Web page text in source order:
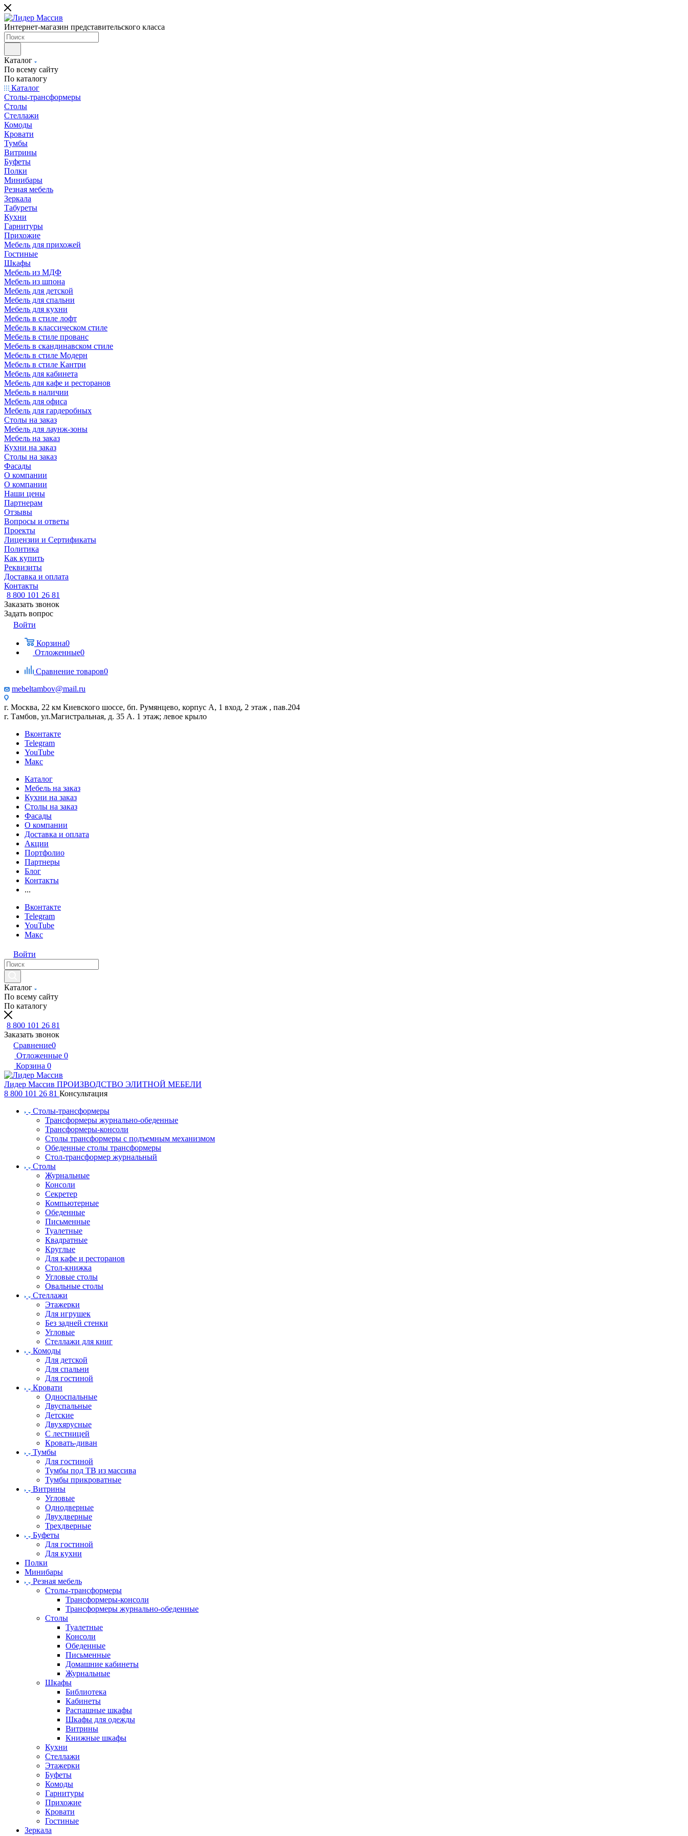
Интернет-магазин представительского класса
Каталог
По всему сайту
По каталогу
Каталог
Столы-трансформеры
Столы
Стеллажи
Комоды
Кровати
Тумбы
Витрины
Буфеты
Полки
Минибары
Резная мебель
Зеркала
Табуреты
Кухни
Гарнитуры
Прихожие
Мебель для прихожей
Гостиные
Шкафы
Мебель из МДФ
Мебель из шпона
Мебель для детской
Мебель для спальни
Мебель для кухни
Мебель в стиле лофт
Мебель в классическом стиле
Мебель в стиле прованс
Мебель в скандинавском стиле
Мебель в стиле Модерн
Мебель в стиле Кантри
Мебель для кабинета
Мебель для кафе и ресторанов
Мебель в наличии
Мебель для офиса
Мебель для гардеробных
Столы на заказ
Мебель для лаунж-зоны
Мебель на заказ
Кухни на заказ
Столы на заказ
Фасады
О компании
О компании
Наши цены
Партнерам
Отзывы
Вопросы и ответы
Проекты
Лицензии и Сертификаты
Политика
Как купить
Реквизиты
Доставка и оплата
Контакты
8 800 101 26 81
Заказать звонок
Задать вопрос
Войти
Корзина0
Отложенные0
Сравнение товаров0
mebeltambov@mail.ru
г. Москва, 22 км Киевского шоссе, бп. Румянцево, корпус А, 1 вход, 2 этаж , пав.204
г. Тамбов, ул.Магистральная, д. 35 А. 1 этаж; левое крыло
Вконтакте
Telegram
YouTube
Макс
Каталог
Мебель на заказ
Кухни на заказ
Столы на заказ
Фасады
О компании
Доставка и оплата
Акции
Портфолио
Партнеры
Блог
Контакты
...
Вконтакте
Telegram
YouTube
Макс
Войти
Каталог
По всему сайту
По каталогу
8 800 101 26 81
Заказать звонок
Сравнение0
Отложенные 0
Корзина 0
Лидер Массив ПРОИЗВОДСТВО ЭЛИТНОЙ МЕБЕЛИ
8 800 101 26 81 Консультация
Столы-трансформеры
Трансформеры журнально-обеденные
Трансформеры-консоли
Столы трансформеры с подъемным механизмом
Обеденные столы трансформеры
Стол-трансформер журнальный
Столы
Журнальные
Консоли
Секретер
Компьютерные
Обеденные
Письменные
Туалетные
Квадратные
Круглые
Для кафе и ресторанов
Стол-книжка
Угловые столы
Овальные столы
Стеллажи
Этажерки
Для игрушек
Без задней стенки
Угловые
Стеллажи для книг
Комоды
Для детской
Для спальни
Для гостиной
Кровати
Односпальные
Двуспальные
Детские
Двухярусные
С лестницей
Кровать-диван
Тумбы
Для гостиной
Тумбы под ТВ из массива
Тумбы прикроватные
Витрины
Угловые
Однодверные
Двухдверные
Трехдверные
Буфеты
Для гостиной
Для кухни
Полки
Минибары
Резная мебель
Столы-трансформеры
Трансформеры-консоли
Трансформеры журнально-обеденные
Столы
Туалетные
Консоли
Обеденные
Письменные
Домашние кабинеты
Журнальные
Шкафы
Библиотека
Кабинеты
Распашные шкафы
Шкафы для одежды
Витрины
Книжные шкафы
Кухни
Стеллажи
Этажерки
Буфеты
Комоды
Гарнитуры
Прихожие
Кровати
Гостиные
Зеркала